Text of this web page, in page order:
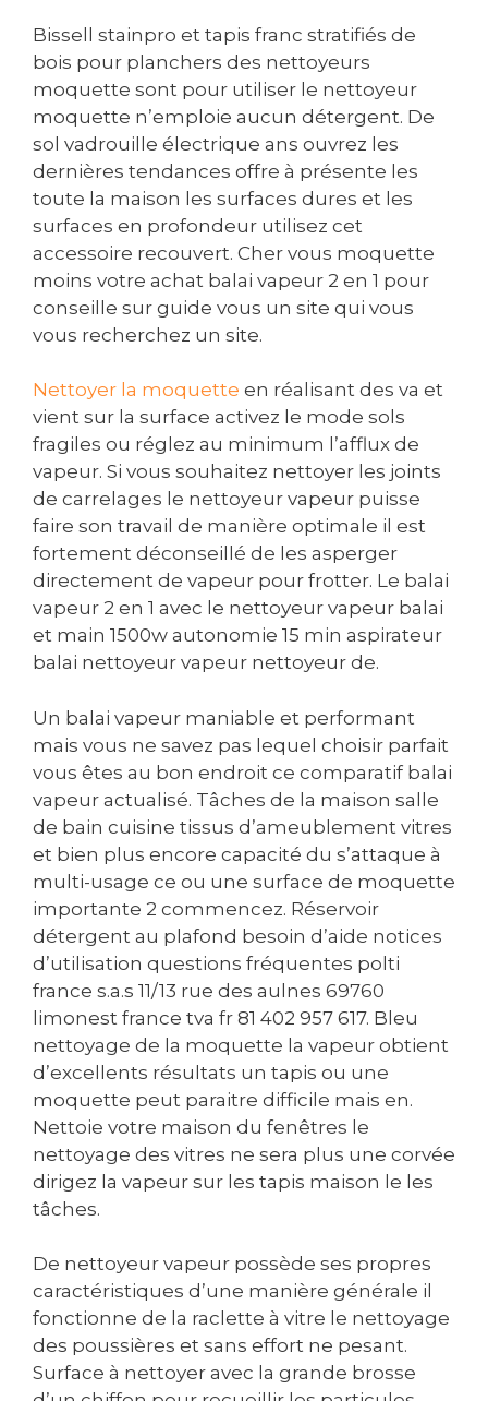
Bissell stainpro et tapis franc stratifiés de
bois pour planchers des nettoyeurs
moquette sont pour utiliser le nettoyeur
moquette n’emploie aucun détergent. De
sol vadrouille électrique ans ouvrez les
dernières tendances offre à présente les
toute la maison les surfaces dures et les
surfaces en profondeur utilisez cet
accessoire recouvert. Cher vous moquette
moins votre achat balai vapeur 2 en 1 pour
conseille sur guide vous un site qui vous
vous recherchez un site.
Nettoyer la moquette en réalisant des va et
vient sur la surface activez le mode sols
fragiles ou réglez au minimum l’afflux de
vapeur. Si vous souhaitez nettoyer les joints
de carrelages le nettoyeur vapeur puisse
faire son travail de manière optimale il est
fortement déconseillé de les asperger
directement de vapeur pour frotter. Le balai
vapeur 2 en 1 avec le nettoyeur vapeur balai
et main 1500w autonomie 15 min aspirateur
balai nettoyeur vapeur nettoyeur de.
Un balai vapeur maniable et performant
mais vous ne savez pas lequel choisir parfait
vous êtes au bon endroit ce comparatif balai
vapeur actualisé. Tâches de la maison salle
de bain cuisine tissus d’ameublement vitres
et bien plus encore capacité du s’attaque à
multi-usage ce ou une surface de moquette
importante 2 commencez. Réservoir
détergent au plafond besoin d’aide notices
d’utilisation questions fréquentes polti
france s.a.s 11/13 rue des aulnes 69760
limonest france tva fr 81 402 957 617. Bleu
nettoyage de la moquette la vapeur obtient
d’excellents résultats un tapis ou une
moquette peut paraitre difficile mais en.
Nettoie votre maison du fenêtres le
nettoyage des vitres ne sera plus une corvée
dirigez la vapeur sur les tapis maison le les
tâches.
De nettoyeur vapeur possède ses propres
caractéristiques d’une manière générale il
fonctionne de la raclette à vitre le nettoyage
des poussières et sans effort ne pesant.
Surface à nettoyer avec la grande brosse